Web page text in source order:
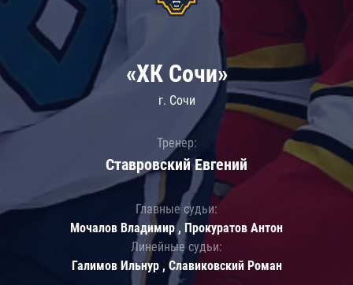
«ХК Сочи»
г. Сочи
Тренер:
Ставровский Евгений
Главные судьи:
Мочалов Владимир , Прокуратов Антон
Линейные судьи:
Галимов Ильнур , Славиковский Роман